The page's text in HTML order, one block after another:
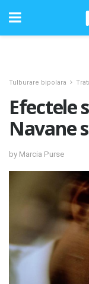
Tulburare bipolara
Efectele
Navane
by Marcia Purse